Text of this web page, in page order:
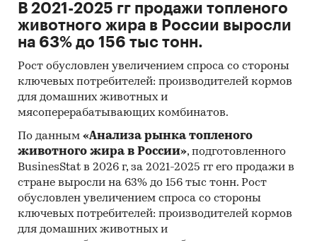
В 2021-2025 гг продажи топленого
животного жира в России выросли
на 63% до 156 тыс тонн.
Рост обусловлен увеличением спроса со стороны
ключевых потребителей: производителей кормов
для домашних животных и
мясоперерабатывающих комбинатов.
По данным «Анализа рынка топленого
животного жира в России», подготовленного
BusinesStat в 2026 г, за 2021-2025 гг его продажи в
стране выросли на 63% до 156 тыс тонн. Рост
обусловлен увеличением спроса со стороны
ключевых потребителей: производителей кормов
для домашних животных и